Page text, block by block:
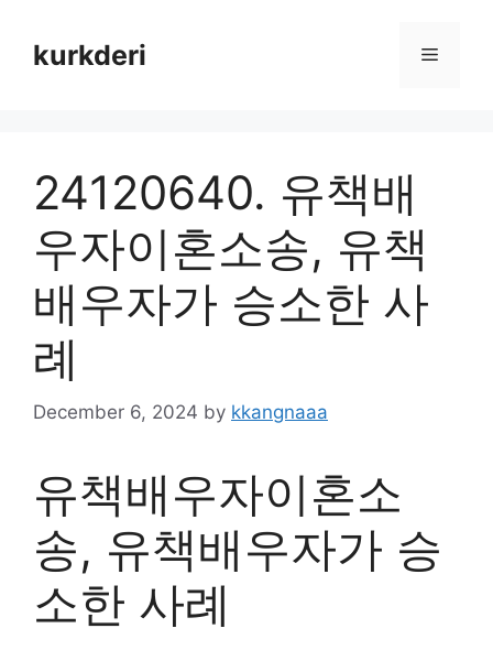
contentkurkderi Menu
24120640. 유책배
우자이혼소송, 유책
배우자가 승소한 사
례
December 6, 2024 by kkangnaaa
유책배우자이혼소
송, 유책배우자가 승
소한 사례